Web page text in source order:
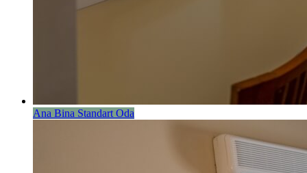
Ana Bina Standart Oda